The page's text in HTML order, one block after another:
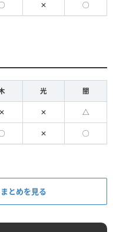
✕ ◯
光 闇
✕ ✕ △
✕ ◯
とめを見る